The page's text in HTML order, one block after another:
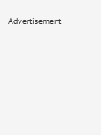
Advertisement